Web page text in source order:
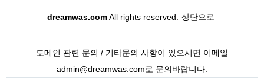
dreamwas.comAll rights reserved. 상단으로
도메인 관련 문의 / 기타문의 사항이 있으시면 이메일
admin@dreamwas.com로 문의바랍니다.